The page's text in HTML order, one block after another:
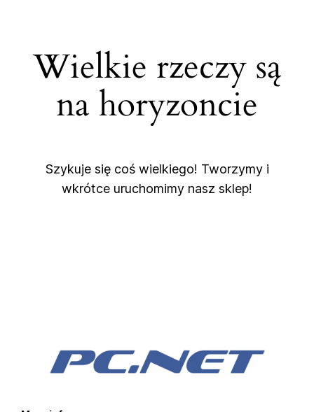
Wielkie rzeczy są
na horyzoncie
Szykuje się coś wielkiego! Tworzymy i
wkrótce uruchomimy nasz sklep!